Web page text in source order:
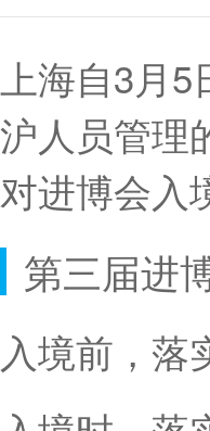
上海自3月5
沪人员管理
对进博会入
第三届进
入境前，落